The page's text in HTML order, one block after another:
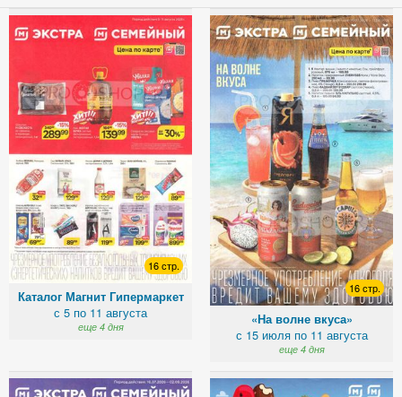
16 стр.
Каталог Магнит Гипермаркет
с 5 по 11 августа
еще 4 дня
16 стр.
«На волне вкуса»
с 15 июля по 11 августа
еще 4 дня